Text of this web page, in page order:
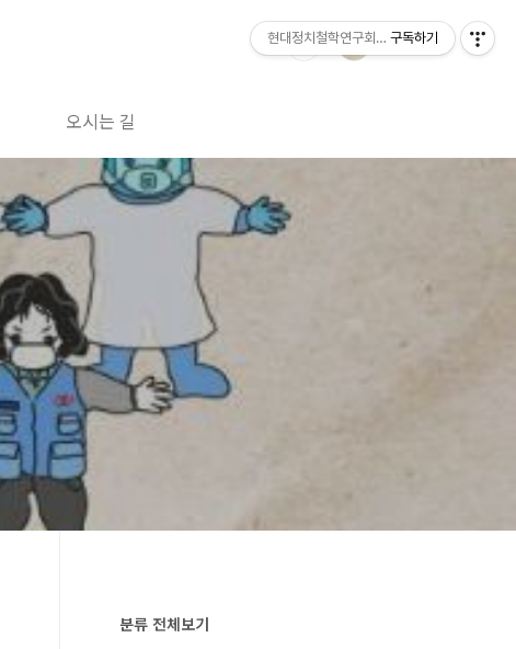
오시는 길
분류 전체보기
현대정치철학연구회 공방구독하기